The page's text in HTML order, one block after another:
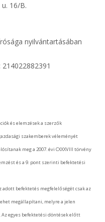
16/B.
nyilvántartásában
és elemzések a szerzők
szakemberek véleményét
meg a 2007. évi CXXXVIII törvény
és a 9. pont szerinti befektetési
befektetés megfelelőségét csak az
megállapítani, melyre a jelen
egyes befektetési döntések előtt